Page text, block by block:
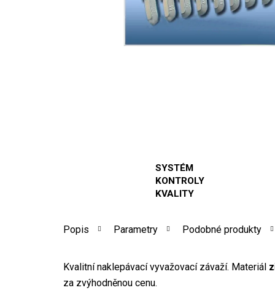
SYSTÉM
KONTROLY
KVALITY
Popis Parametry Podobné produkty
Kvalitní naklepávací vyvažovací závaží. Materiál
za zvýhodněnou cenu.